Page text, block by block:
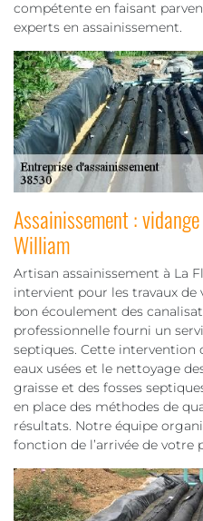
compétente en faisant
experts en assainissement.
Assainissement :
William
Artisan assainissement à La
intervient pour les travaux de
bon écoulement des
professionnelle fourni un
septiques. Cette intervention
eaux usées et le nettoyage
graisse et des fosses
en place des méthodes de
résultats. Notre équipe
fonction de l’arrivée de votre